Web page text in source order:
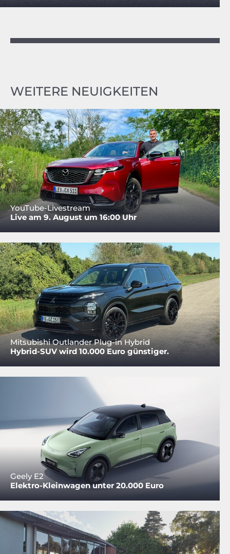
WEITERE NEUIGKEITEN
YouTube-Livestream
Live am 9. August um 16:00 Uhr
Mitsubishi Outlander Plug-in Hybrid
Hybrid-SUV wird 10.000 Euro günstiger.
Geely E2
Elektro-Kleinwagen unter 20.000 Euro